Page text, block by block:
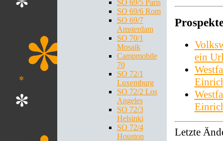
SO 69/5 Paris
SO 69/6 Rom
SO 69/7
Amsterdam
SO 70/1
Mosaik
Campmobile
70
SO 72/1
Luxemburg
SO 72/2 Los
Angeles
SO 72/3
Helsinki
SO 72/4
Houston
ein
Letzte